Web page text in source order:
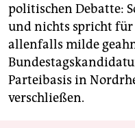
politischen Debatte:
und nichts spricht
allenfalls milde
Parteibasis in
verschließen.